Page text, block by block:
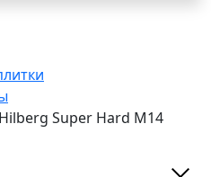
Super Hard M14